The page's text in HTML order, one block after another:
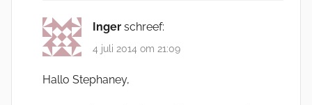
Inger schreef:
4 juli 2014 om 21:09
Hallo Stephaney,